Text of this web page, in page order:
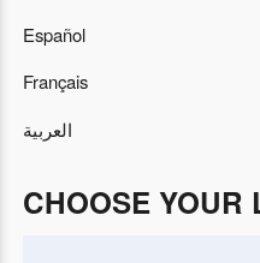
Español
Français
العربية
CHOOSE YOUR